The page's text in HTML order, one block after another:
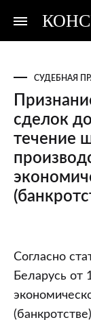
СУДЕБНАЯ
сделок
течение
сделок
Согласно
Беларусь от